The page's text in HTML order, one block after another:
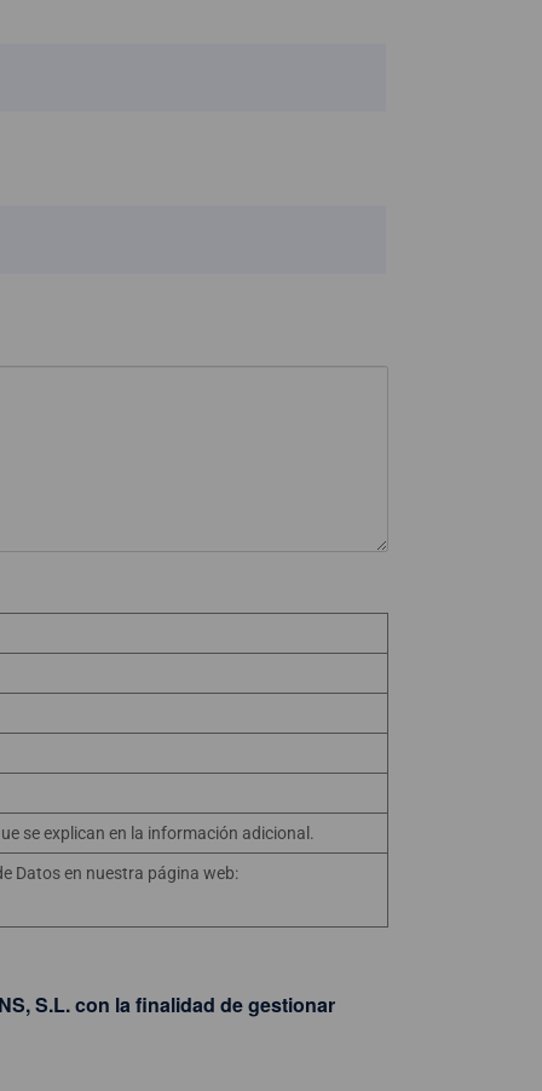
se explican en la información adicional.
Datos en nuestra página web:
S.L. con la finalidad de gestionar